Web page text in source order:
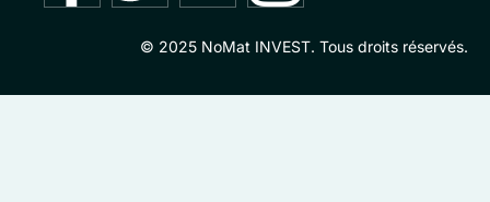
© 2025 NoMat INVEST. Tous droits réservés.